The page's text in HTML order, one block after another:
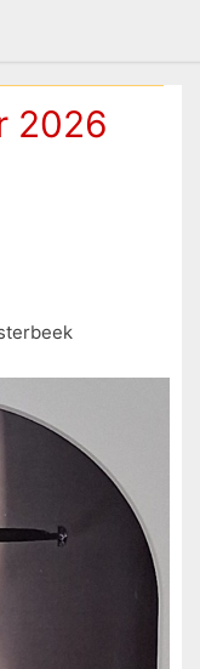
2026